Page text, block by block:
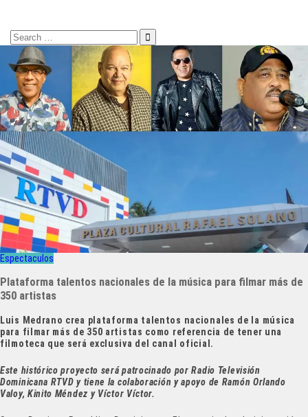
Search
for:
Espectaculos
Plataforma talentos nacionales de la música para filmar más de
350 artistas
Luis Medrano crea plataforma talentos nacionales de la música
para filmar más de 350 artistas como referencia de tener una
filmoteca que será exclusiva del canal oficial.
Este histórico proyecto será patrocinado por Radio Televisión
Dominicana RTVD y tiene la colaboración y apoyo de Ramón Orlando
Valoy, Kinito Méndez y Víctor Víctor.